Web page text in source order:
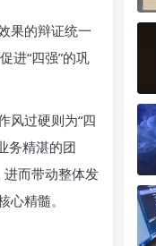
果的辩证统一
进“四强”的巩
风过硬则为“四
务精湛的团
而带动整体发
心精髓。